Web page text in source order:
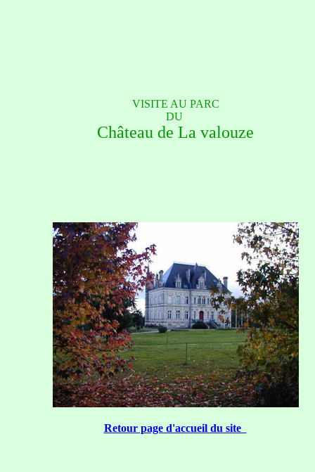
VISITE AU PARC
DU
Château de La valouze
Retour page d'accueil du site